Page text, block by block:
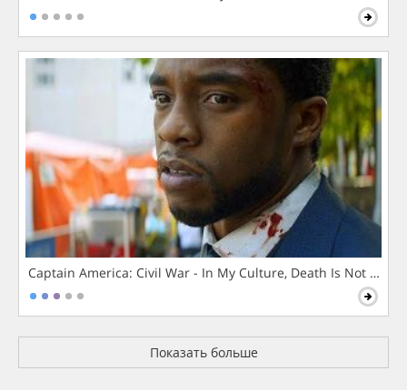
Captain America: Civil War - In My Culture, Death Is Not The
Показать больше